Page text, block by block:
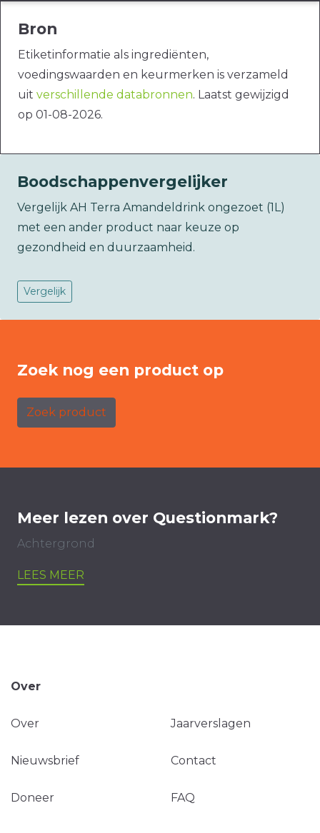
Bron
Etiketinformatie als ingrediënten,
voedingswaarden en keurmerken is verzameld
uit verschillende databronnen. Laatst gewijzigd
op 01-08-2026.
Boodschappenvergelijker
Vergelijk AH Terra Amandeldrink ongezoet (1L)
met een ander product naar keuze op
gezondheid en duurzaamheid.
Vergelijk
Zoek nog een product op
Zoek product
Meer lezen over Questionmark?
Achtergrond
LEES MEER
Over
Over Jaarverslagen
Nieuwsbrief Contact
Doneer FAQ